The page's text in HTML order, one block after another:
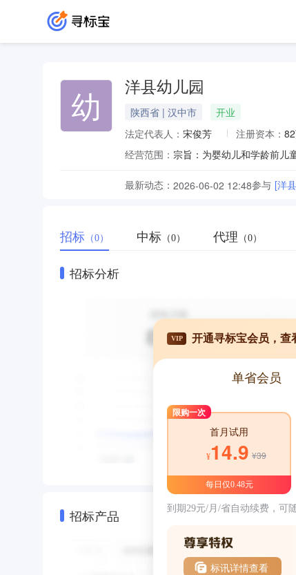
幼 洋县幼儿园
陕西省 | 汉中市
开业
法定代表人： 宋俊芳 注册资本：
经营范围： 宗旨：为婴幼儿和学龄前儿
最新动态： 2026-06-02 12:48参与 [洋
招标 （0） 中标 （0） 代理 （0）
招标分析
招标产品
VIP 开通寻标宝会员，查
单省会员
限购一次
首月试用
¥14.9 ¥39
每日仅0.48元
到期29元/月/省自动续费，可
标讯详情查看